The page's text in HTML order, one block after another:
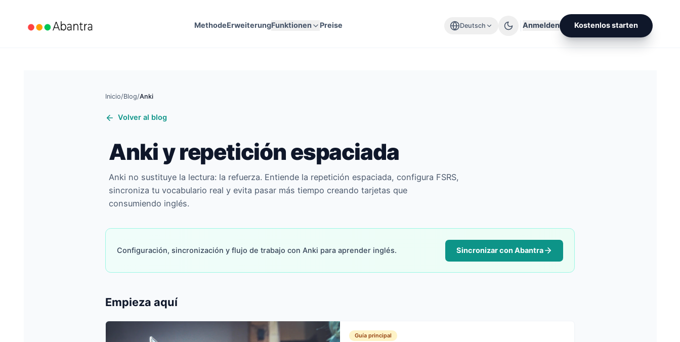
MethodeErweiterungFunktionen Preise Deutsch Anmelden Kostenlos starten
Inicio/Blog/Anki
Volver al blog
Anki y repetición espaciada
Anki no sustituye la lectura: la refuerza. Entiende la repetición espaciada, configura FSRS,
sincroniza tu vocabulario real y evita pasar más tiempo creando tarjetas que
consumiendo inglés.
Configuración, sincronización y flujo de trabajo con Anki para aprender inglés. Sincronizar con Abantra
Empieza aquí
Guía principal